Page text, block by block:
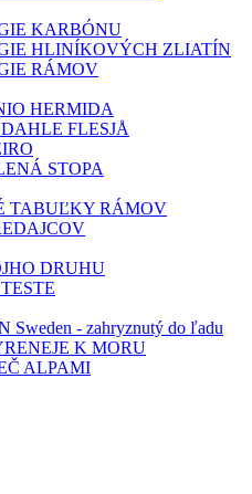
KARBÓNU
HLINÍKOVÝCH ZLIATÍN
RÁMOV
HERMIDA
FLESJÅ
STOPA
TABUĽKY RÁMOV
DRUHU
Sweden - zahryznutý do ľadu
K MORU
ALPAMI